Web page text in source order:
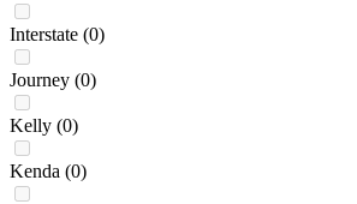
Interstate (0)
Journey (0)
Kelly (0)
Kenda (0)